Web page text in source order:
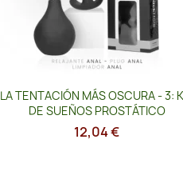
Vista rápida
LA TENTACIÓN MÁS OSCURA - 3:
DE SUEÑOS PROSTÁTICO
12,04 €